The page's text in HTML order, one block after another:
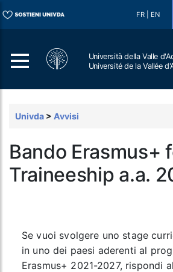
FR EN
Università della Valle
Université de la Vallée
Univda > Avvisi
Bando Erasmus+
Traineeship a.a.
Se vuoi svolgere uno stage
in uno dei paesi aderenti al
Erasmus+ 2021-2027, rispondi